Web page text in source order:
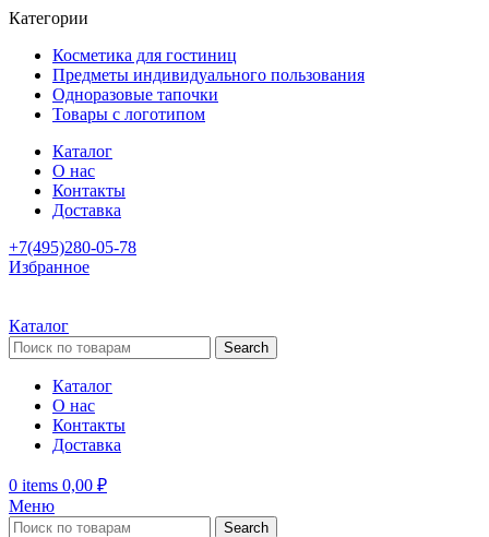
Категории
Косметика для гостиниц
Предметы индивидуального пользования
Одноразовые тапочки
Товары с логотипом
Каталог
О нас
Контакты
Доставка
+7(495)280-05-78
Избранное
Каталог
Search
Каталог
О нас
Контакты
Доставка
0 items 0,00 ₽
Меню
Search